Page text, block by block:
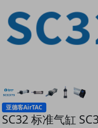
亚德客AirTAC
SC32 标准气缸